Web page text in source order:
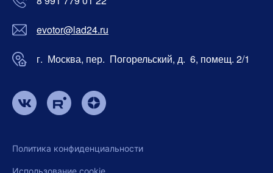
evotor@lad24.ru
г. Москва, пер. Погорельский, д. 6, помещ. 2/1
Политика конфиденциальности
Использование cookie